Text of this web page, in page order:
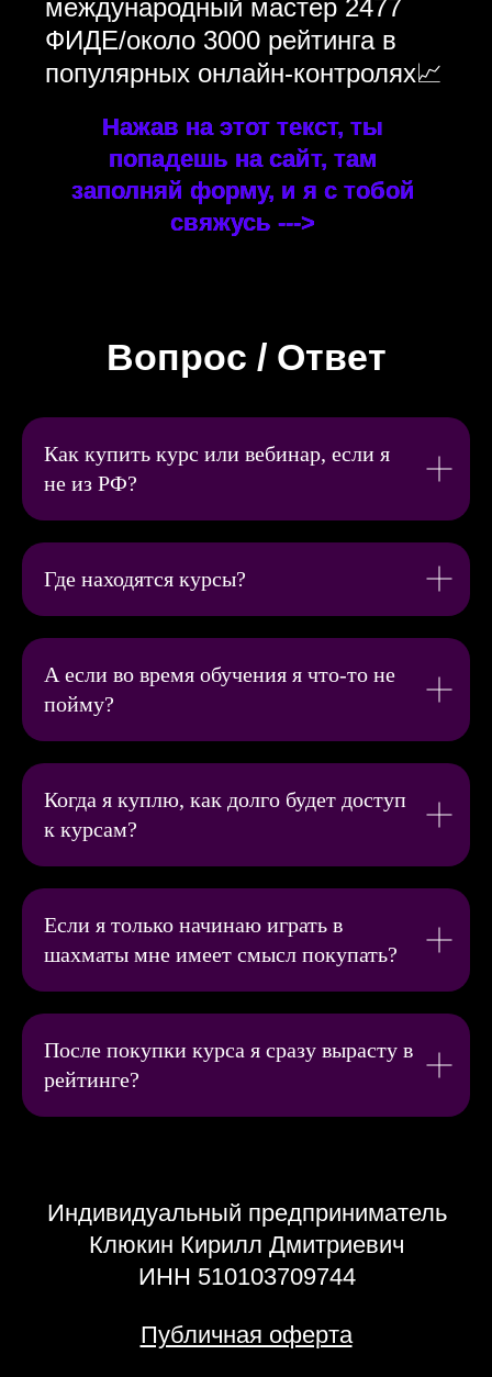
Как купить курс или вебинар, если я
не из РФ?
Где находятся курсы?
А если во время обучения я что-то не
пойму?
Когда я куплю, как долго будет доступ
к курсам?
Если я только начинаю играть в
шахматы мне имеет смысл покупать?
После покупки курса я сразу вырасту в
рейтинге?